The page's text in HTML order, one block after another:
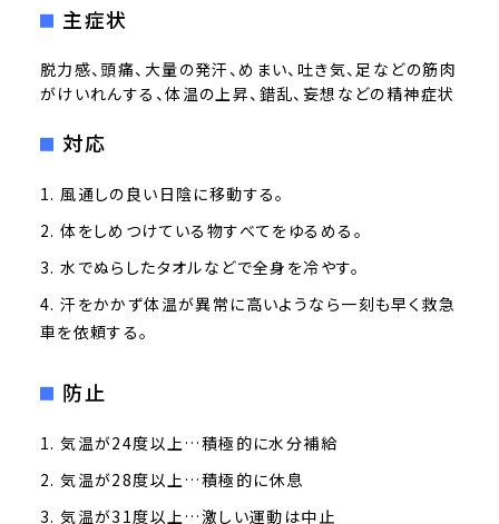
主症状
脱力感、頭痛、大量の発汗、めまい、吐き気、足などの筋肉
がけいれんする、体温の上昇、錯乱、妄想などの精神症状
対応
風通しの良い日陰に移動する。
体をしめつけている物すべてをゆるめる。
水でぬらしたタオルなどで全身を冷やす。
汗をかかず体温が異常に高いようなら一刻も早く救急
車を依頼する。
防止
気温が24度以上…積極的に水分補給
気温が28度以上…積極的に休息
気温が31度以上…激しい運動は中止